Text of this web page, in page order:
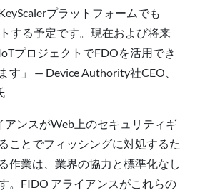
プラットフォームでも
する予定です。現在および将来
プロジェクトでFDOを活用でき
す」 — Device Authority社CEO、
アンスがWeb上のセキュリティギ
ことでフィッシングに対処するた
作業は、業界の協力と標準化なし
。FIDO アライアンスがこれらの